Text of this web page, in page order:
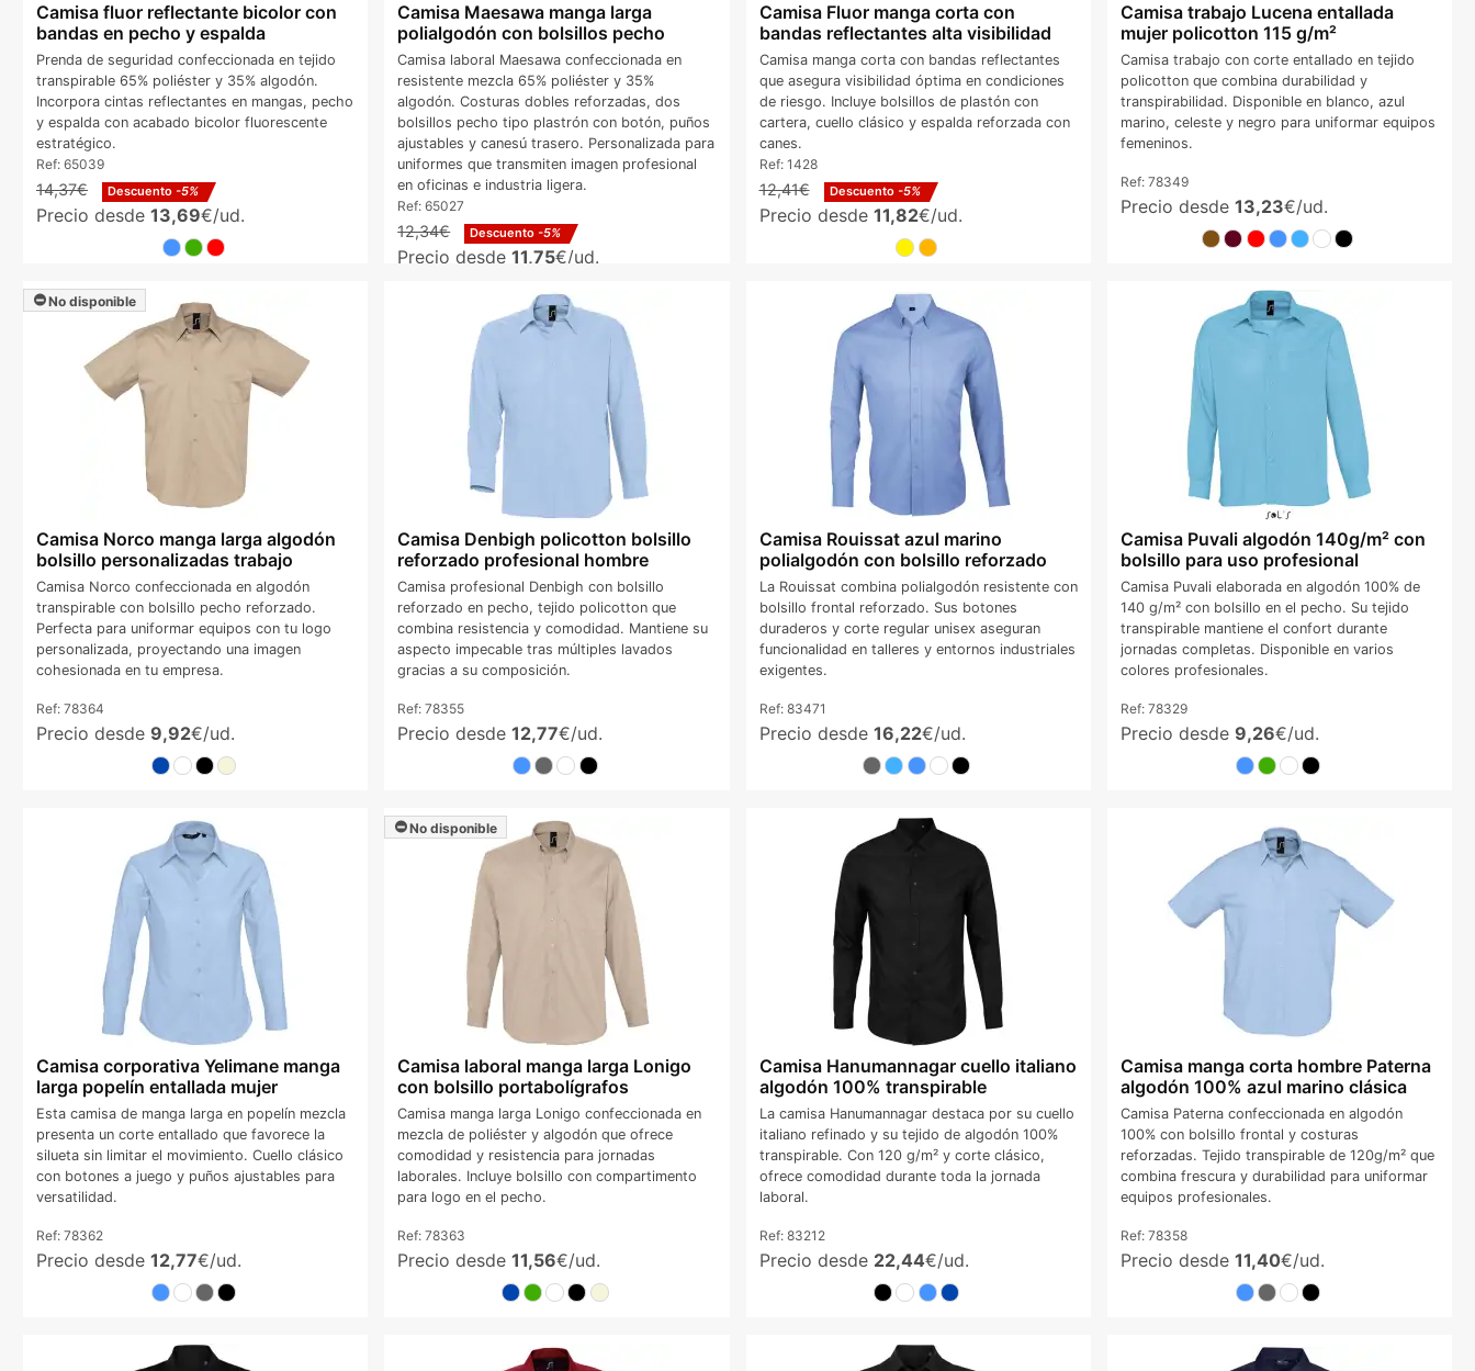
Camisa fluor reflectante bicolor con
bandas en pecho y espalda
Prenda de seguridad confeccionada en tejido
transpirable 65% poliéster y 35% algodón.
Incorpora cintas reflectantes en mangas, pecho
y espalda con acabado bicolor fluorescente
estratégico.
Ref: 65039
14,37€ Descuento -5%
Precio desde 13,69€/ud.
Camisa Maesawa manga larga
polialgodón con bolsillos pecho
Camisa laboral Maesawa confeccionada en
resistente mezcla 65% poliéster y 35%
algodón. Costuras dobles reforzadas, dos
bolsillos pecho tipo plastrón con botón, puños
ajustables y canesú trasero. Personalizada para
uniformes que transmiten imagen profesional
en oficinas e industria ligera.
Ref:65027
12,34€ Descuento -5%
Precio desde11,75€/ud.
Camisa Fluor manga corta con
bandas reflectantes alta visibilidad
Camisa manga corta con bandas reflectantes
que asegura visibilidad óptima en condiciones
de riesgo. Incluye bolsillos de plastón con
cartera, cuello clásico y espalda reforzada con
canes.
Ref: 1428
12,41€ Descuento -5%
Precio desde 11,82€/ud.
Camisa trabajo Lucena entallada
mujer policotton 115 g/m²
Camisa trabajo con corte entallado en tejido
policotton que combina durabilidad y
transpirabilidad. Disponible en blanco, azul
marino, celeste y negro para uniformar equipos
femeninos.
Ref: 78349
Precio desde 13,23€/ud.
No disponible
Camisa Norco manga larga algodón
bolsillo personalizadas trabajo
Camisa Norco confeccionada en algodón
transpirable con bolsillo pecho reforzado.
Perfecta para uniformar equipos con tu logo
personalizada, proyectando una imagen
cohesionada en tu empresa.
Ref: 78364
Precio desde 9,92€/ud.
Camisa Denbigh policotton bolsillo
reforzado profesional hombre
Camisa profesional Denbigh con bolsillo
reforzado en pecho, tejido policotton que
combina resistencia y comodidad. Mantiene su
aspecto impecable tras múltiples lavados
gracias a su composición.
Ref:78355
Precio desde12,77€/ud.
Camisa Rouissat azul marino
polialgodón con bolsillo reforzado
La Rouissat combina polialgodón resistente con
bolsillo frontal reforzado. Sus botones
duraderos y corte regular unisex aseguran
funcionalidad en talleres y entornos industriales
exigentes.
Ref: 83471
Precio desde 16,22€/ud.
Camisa Puvali algodón 140g/m² con
bolsillo para uso profesional
Camisa Puvali elaborada en algodón 100% de
140 g/m² con bolsillo en el pecho. Su tejido
transpirable mantiene el confort durante
jornadas completas. Disponible en varios
colores profesionales.
Ref: 78329
Precio desde 9,26€/ud.
Camisa corporativa Yelimane manga
larga popelín entallada mujer
Esta camisa de manga larga en popelín mezcla
presenta un corte entallado que favorece la
silueta sin limitar el movimiento. Cuello clásico
con botones a juego y puños ajustables para
versatilidad.
Ref: 78362
Precio desde 12,77€/ud.
No disponible
Camisa laboral manga larga Lonigo
con bolsillo portabolígrafos
Camisa manga larga Lonigo confeccionada en
mezcla de poliéster y algodón que ofrece
comodidad y resistencia para jornadas
laborales. Incluye bolsillo con compartimento
para logo en el pecho.
Ref:78363
Precio desde11,56€/ud.
Camisa Hanumannagar cuello italiano
algodón 100% transpirable
La camisa Hanumannagar destaca por su cuello
italiano refinado y su tejido de algodón 100%
transpirable. Con 120 g/m² y corte clásico,
ofrece comodidad durante toda la jornada
laboral.
Ref: 83212
Precio desde 22,44€/ud.
Camisa manga corta hombre Paterna
algodón 100% azul marino clásica
Camisa Paterna confeccionada en algodón
100% con bolsillo frontal y costuras
reforzadas. Tejido transpirable de 120g/m² que
combina frescura y durabilidad para uniformar
equipos profesionales.
Ref: 78358
Precio desde 11,40€/ud.